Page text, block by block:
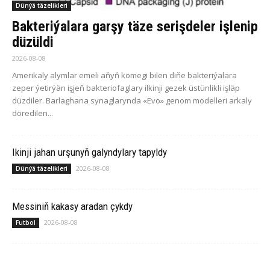
Dünýä täzelikleri
Bakteriýalara garşy täze serişdeler işlenip
düzüldi
2026-08-08
Amerikaly alymlar emeli aňyň kömegi bilen diňe bakteriýalara
zeper ýetirýän işjeň bakteriofaglary ilkinji gezek üstünlikli işläp
düzdiler. Barlaghana synaglarynda «Evo» genom modelleri arkaly
döredilen...
Ikinji jahan urşunyň galyndylary tapyldy
Dünýä täzelikleri 2026-08-08
Messiniň kakasy aradan çykdy
Futbol 2026-08-08